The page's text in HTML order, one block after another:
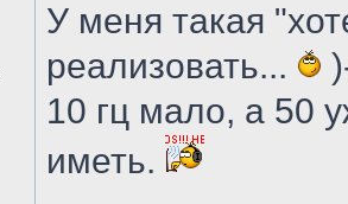
У меня такая
реализовать...
10 гц мало, а 50
иметь.